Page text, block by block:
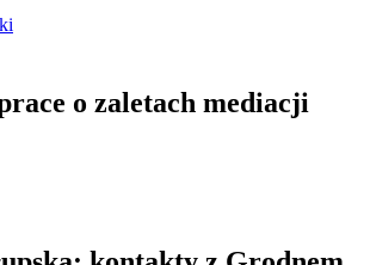
o zaletach mediacji